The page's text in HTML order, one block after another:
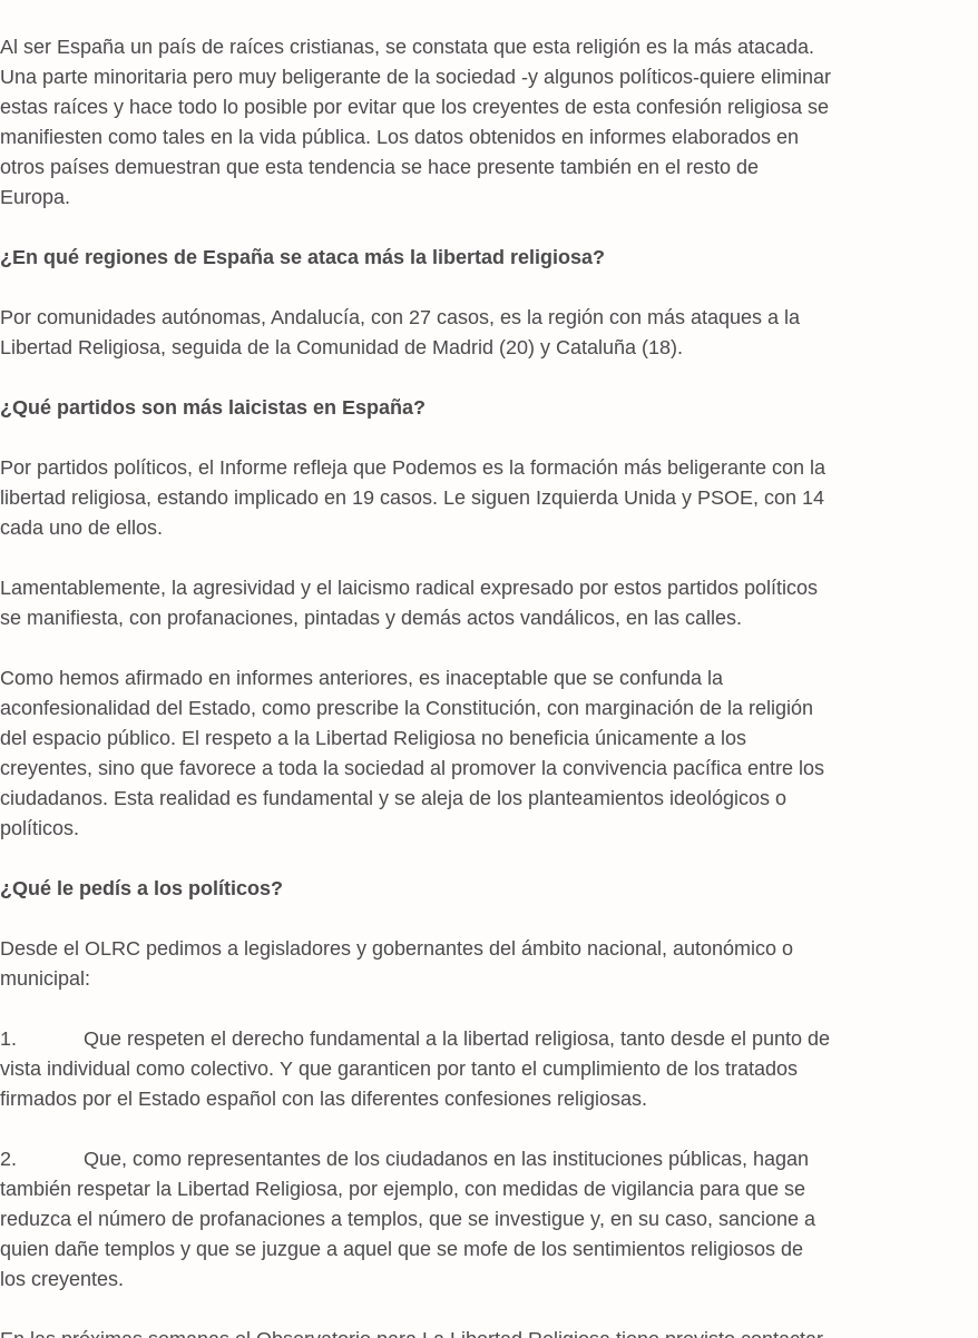
Al ser España un país de raíces cristianas, se constata que esta religión es la más atacada.
Una parte minoritaria pero muy beligerante de la sociedad -y algunos políticos-quiere eliminar
estas raíces y hace todo lo posible por evitar que los creyentes de esta confesión religiosa se
manifiesten como tales en la vida pública. Los datos obtenidos en informes elaborados en
otros países demuestran que esta tendencia se hace presente también en el resto de
Europa.
¿En qué regiones de España se ataca más la libertad religiosa?
Por comunidades autónomas, Andalucía, con 27 casos, es la región con más ataques a la
Libertad Religiosa, seguida de la Comunidad de Madrid (20) y Cataluña (18).
¿Qué partidos son más laicistas en España?
Por partidos políticos, el Informe refleja que Podemos es la formación más beligerante con la
libertad religiosa, estando implicado en 19 casos. Le siguen Izquierda Unida y PSOE, con 14
cada uno de ellos.
Lamentablemente, la agresividad y el laicismo radical expresado por estos partidos políticos
se manifiesta, con profanaciones, pintadas y demás actos vandálicos, en las calles.
Como hemos afirmado en informes anteriores, es inaceptable que se confunda la
aconfesionalidad del Estado, como prescribe la Constitución, con marginación de la religión
del espacio público. El respeto a la Libertad Religiosa no beneficia únicamente a los
creyentes, sino que favorece a toda la sociedad al promover la convivencia pacífica entre los
ciudadanos. Esta realidad es fundamental y se aleja de los planteamientos ideológicos o
políticos.
¿Qué le pedís a los políticos?
Desde el OLRC pedimos a legisladores y gobernantes del ámbito nacional, autonómico o
municipal:
1. Que respeten el derecho fundamental a la libertad religiosa, tanto desde el punto de
vista individual como colectivo. Y que garanticen por tanto el cumplimiento de los tratados
firmados por el Estado español con las diferentes confesiones religiosas.
2. Que, como representantes de los ciudadanos en las instituciones públicas, hagan
también respetar la Libertad Religiosa, por ejemplo, con medidas de vigilancia para que se
reduzca el número de profanaciones a templos, que se investigue y, en su caso, sancione a
quien dañe templos y que se juzgue a aquel que se mofe de los sentimientos religiosos de
los creyentes.